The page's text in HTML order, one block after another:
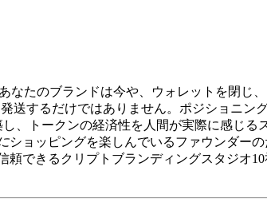
たのブランドは今や、ウォレットを閉じ
送するだけではありません。ポジショニン
、トークンの経済性を人間が実際に感じる
ショッピングを楽しんでいるファウンダー
できるクリプトブランディングスタジオ